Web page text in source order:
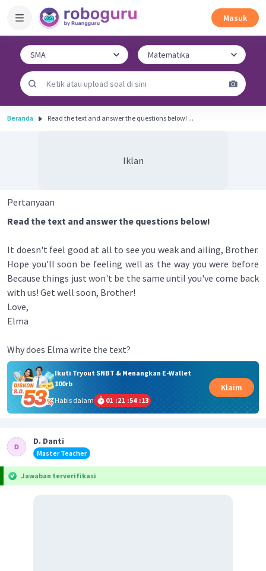
Masuk
Beranda Read the text and answer the questions below! ...
Iklan
Pertanyaan
Read the text and answer the questions below!
It doesn't feel good at all to see you weak and ailing, Brother.
Hope you'll soon be feeling well as the way you were before
Because things just won't be the same until you've come back
with us! Get well soon, Brother!
Love,
Elma
Why does Elma write the text?
Ikuti Tryout SNBT & Menangkan E-Wallet
100rb
Habis dalam
01 :21 :54 :13
Klaim
D. Danti
Master Teacher
Jawaban terverifikasi